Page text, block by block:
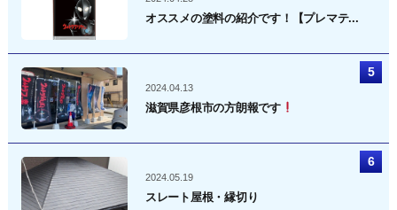
オススメの塗料の紹介です！【プレマテ...
2024.04.13
滋賀県彦根市の方朗報です
2024.05.19
スレート屋根・縁切り